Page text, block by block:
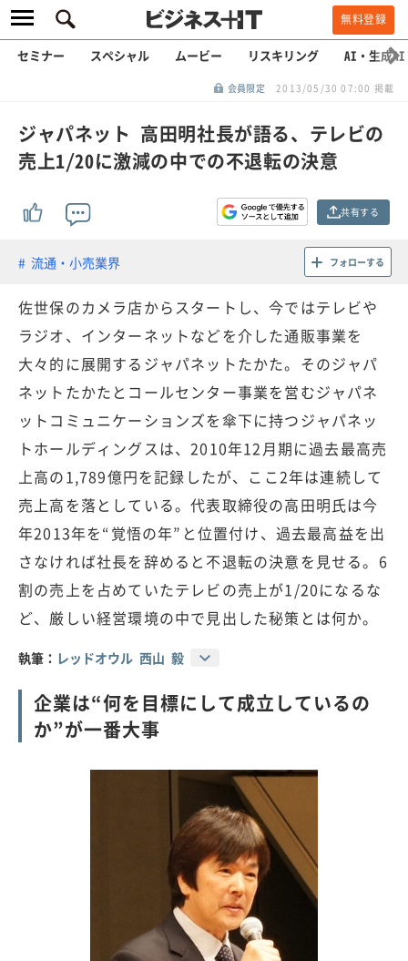
無料登録
セミナー スペシャル ムービー リスキリング AI・生成AI
会員限定 2013/05/30 07:00 掲載
ジャパネット 高田明社長が語る、テレビの
売上1/20に激減の中での不退転の決意
共有する
流通・小売業界 フォローする
佐世保のカメラ店からスタートし、今ではテレビや
ラジオ、インターネットなどを介した通販事業を
大々的に展開するジャパネットたかた。そのジャパ
ネットたかたとコールセンター事業を営むジャパネ
ットコミュニケーションズを傘下に持つジャパネッ
トホールディングスは、2010年12月期に過去最高売
上高の1,789億円を記録したが、ここ2年は連続して
売上高を落としている。代表取締役の高田明氏は今
年2013年を“覚悟の年”と位置付け、過去最高益を出
さなければ社長を辞めると不退転の決意を見せる。6
割の売上を占めていたテレビの売上が1/20になるな
ど、厳しい経営環境の中で見出した秘策とは何か。
執筆： レッドオウル 西山 毅
企業は“何を目標にして成立しているの
か”が一番大事